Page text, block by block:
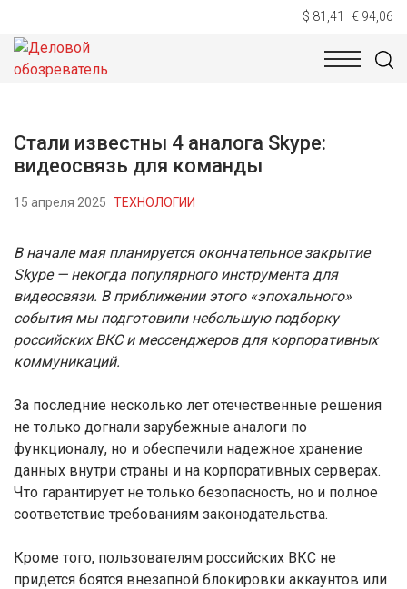
$ 81,41 € 94,06
НОВОСТИ
Стали известны 4 аналога Skype:
видеосвязь для команды
15 апреля 2025 ТЕХНОЛОГИИ
В начале мая планируется окончательное закрытие
Skype — некогда популярного инструмента для
видеосвязи. В приближении этого «эпохального»
события мы подготовили небольшую подборку
российских ВКС и мессенджеров для корпоративных
коммуникаций.
За последние несколько лет отечественные решения
не только догнали зарубежные аналоги по
функционалу, но и обеспечили надежное хранение
данных внутри страны и на корпоративных серверах.
Что гарантирует не только безопасность, но и полное
соответствие требованиям законодательства.
Кроме того, пользователям российских ВКС не
придется боятся внезапной блокировки аккаунтов или